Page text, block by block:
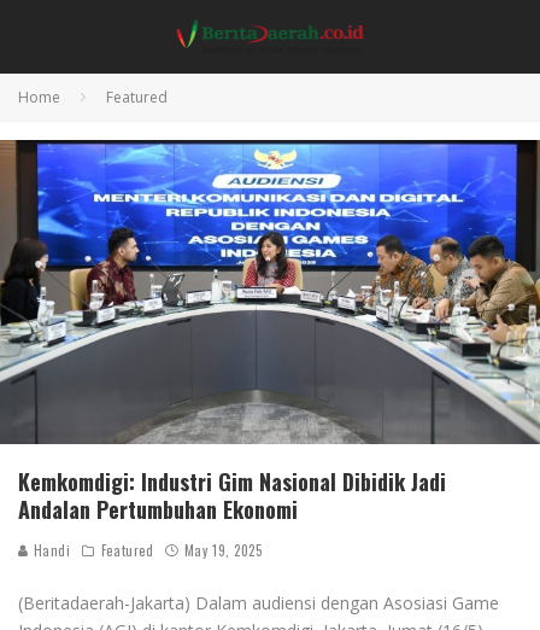
Home Featured
Kemkomdigi: Industri Gim Nasional Dibidik Jadi
Andalan Pertumbuhan Ekonomi
Handi Featured May 19, 2025
(Beritadaerah-Jakarta) Dalam audiensi dengan Asosiasi Game